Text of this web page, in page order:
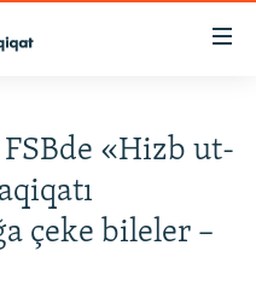
FSBde «Hizb ut-
çeke bileler –